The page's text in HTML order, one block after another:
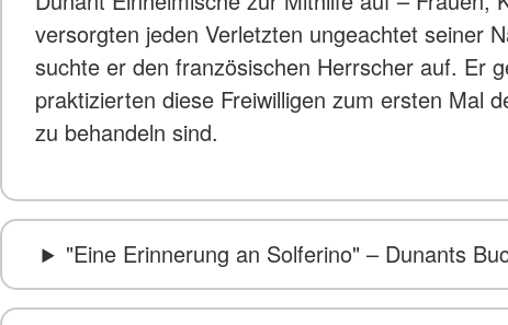
versorgten jeden Verletzten ungeachtet seiner
suchte er den französischen Herrscher auf. Er
praktizierten diese Freiwilligen zum ersten Mal
zu behandeln sind.
"Eine Erinnerung an Solferino" – Dunants